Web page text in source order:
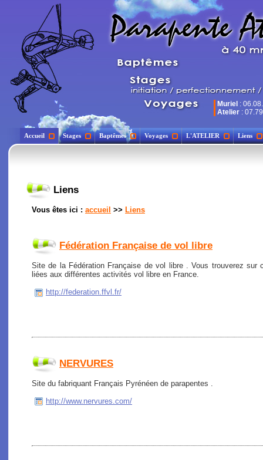
Muriel :
Atelier :
Accueil Stages Baptêmes Voyages L'ATELIER Liens
Liens
Vous êtes ici : accueil >> Liens
Fédération Française de vol libre
Site de la Fédération Française de vol libre . Vous trouverez sur
liées aux différentes activités vol libre en France.
http://federation.ffvl.fr/
NERVURES
Site du fabriquant Français Pyrénéen de parapentes .
http://www.nervures.com/